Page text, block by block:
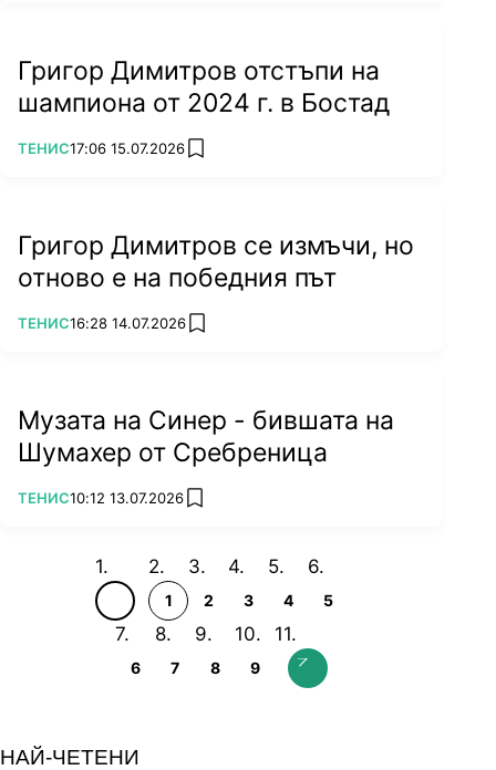
Григор Димитров отстъпи на
шампиона от 2024 г. в Бостад
ПОВЕЧЕ ОТ
ТЕНИС17:06 15.07.2026 add favorites
Григор Димитров се измъчи, но
отново е на победния път
ПОВЕЧЕ ОТ
ТЕНИС16:28 14.07.2026 add favorites
Музата на Синер - бившата на
Шумахер от Сребреница
ПОВЕЧЕ ОТ
ТЕНИС10:12 13.07.2026 add favorites
1 2 3 4 5
6 7 8 9
НАЙ-ЧЕТЕНИ